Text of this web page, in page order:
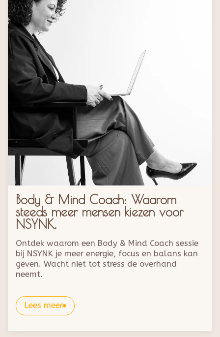
Body & Mind Coach: Waarom
steeds meer mensen kiezen voor
NSYNK.
Ontdek waarom een Body & Mind Coach sessie
bij NSYNK je meer energie, focus en balans kan
geven. Wacht niet tot stress de overhand
neemt.
Lees meer